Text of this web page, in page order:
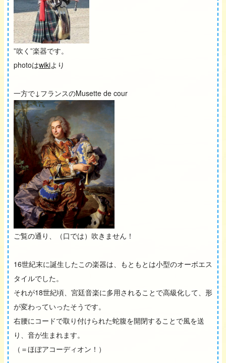
”吹く”楽器です。
photoはwikiより
一方で↓フランスのMusette de cour
ご覧の通り、（口では）吹きません！
16世紀末に誕生したこの楽器は、もともとは小型のオーボエス
タイルでした。
それが18世紀頃、宮廷音楽に多用されることで高級化して、形
が変わっていったそうです。
右腰にコードで取り付けられた蛇腹を開閉することで風を送
り、音が生まれます。
（＝ほぼアコーディオン！）